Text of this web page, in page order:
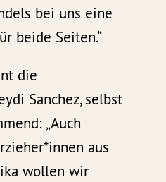
bei uns eine
beide Seiten.“
die
Sanchez, selbst
„Auch
aus
wollen wir